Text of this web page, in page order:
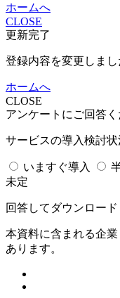
ホームへ
CLOSE
更新完了
登録内容を変更しまし
ホームへ
CLOSE
アンケートにご回答く
サービスの導入検討状
いますぐ導入
未定
回答してダウンロード
本資料に含まれる企業
あります。